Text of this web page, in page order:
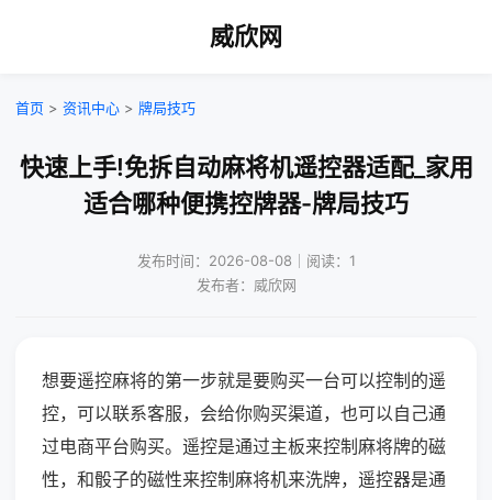
威欣网
首页 > 资讯中心 > 牌局技巧
快速上手!免拆自动麻将机遥控器适配_家用
适合哪种便携控牌器-牌局技巧
发布时间：2026-08-08｜阅读：1
发布者：威欣网
想要遥控麻将的第一步就是要购买一台可以控制的遥
控，可以联系客服，会给你购买渠道，也可以自己通
过电商平台购买。遥控是通过主板来控制麻将牌的磁
性，和骰子的磁性来控制麻将机来洗牌，遥控器是通